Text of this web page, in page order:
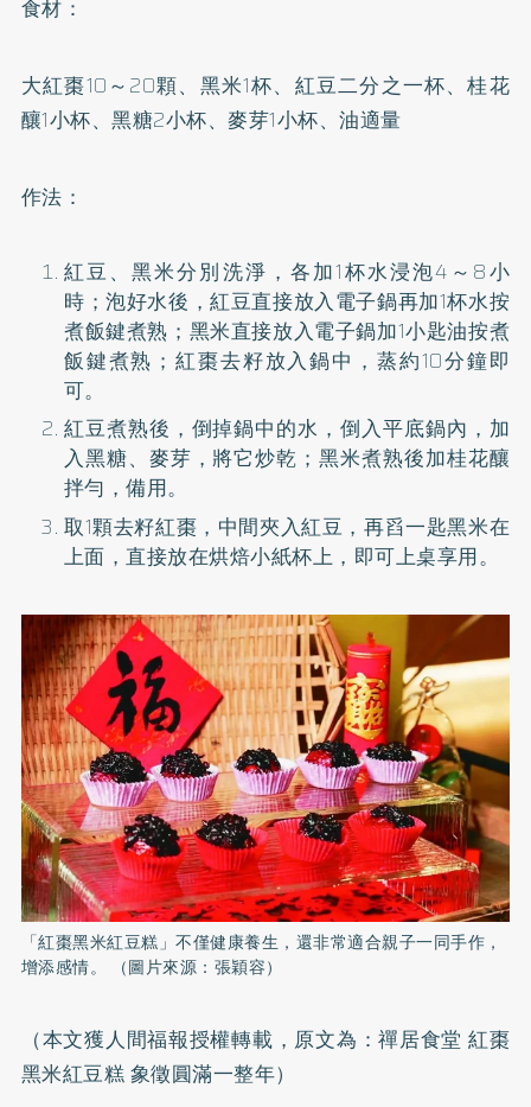
食材：
大紅棗10～20顆、黑米1杯、紅豆二分之一杯、桂花
釀1小杯、黑糖2小杯、麥芽1小杯、油適量
作法：
紅豆、黑米分別洗淨，各加1杯水浸泡4～8小
時；泡好水後，紅豆直接放入電子鍋再加1杯水按
煮飯鍵煮熟；黑米直接放入電子鍋加1小匙油按煮
飯鍵煮熟；紅棗去籽放入鍋中，蒸約10分鐘即
可。
紅豆煮熟後，倒掉鍋中的水，倒入平底鍋內，加
入黑糖、麥芽，將它炒乾；黑米煮熟後加桂花釀
拌勻，備用。
取1顆去籽紅棗，中間夾入紅豆，再舀一匙黑米在
上面，直接放在烘焙小紙杯上，即可上桌享用。
「紅棗黑米紅豆糕」不僅健康養生，還非常適合親子一同手作，
增添感情。 （圖片來源：張穎容）
（本文獲人間福報授權轉載，原文為：禪居食堂 紅棗
黑米紅豆糕 象徵圓滿一整年）